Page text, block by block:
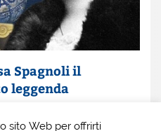
Spagnoli il
leggenda
sito Web per offrirti